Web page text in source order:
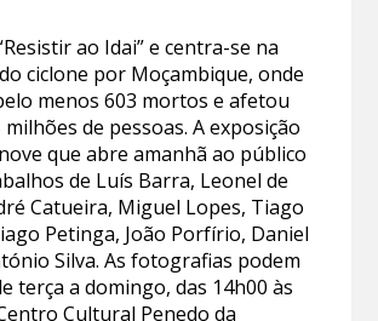
ao Idai” e centra-se na
ciclone por Moçambique, onde
menos 603 mortos e afetou
milhões de pessoas. A exposição
que abre amanhã ao público
de Luís Barra, Leonel de
Catueira, Miguel Lopes, Tiago
Petinga, João Porfírio, Daniel
Silva. As fotografias podem
terça a domingo, das 14h00 às
Cultural Penedo da